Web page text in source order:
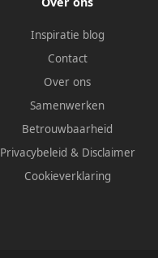
Inspiratie blog
Contact
Over ons
Samenwerken
Betrouwbaarheid
Privacybeleid & Disclaimer
Cookieverklaring